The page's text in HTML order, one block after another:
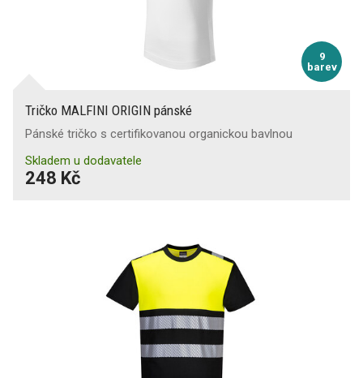
9
barev
Tričko MALFINI ORIGIN pánské
Pánské tričko s certifikovanou organickou bavlnou
Skladem u dodavatele
248 Kč